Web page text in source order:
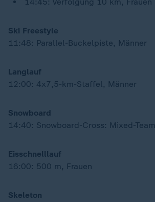
Ski Freestyle
11:48: Parallel-Buckelpiste, Männer
Langlauf
12:00: 4x7,5-km-Staffel, Männer
Snowboard
14:40: Snowboard-Cross: Mixed-Team
Eisschnelllauf
16:00: 500 m, Frauen
Skeleton